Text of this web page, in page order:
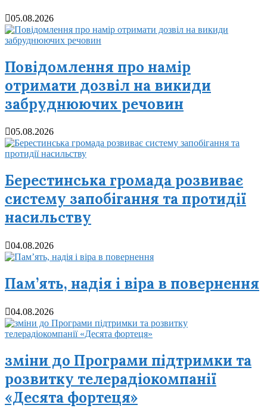
05.08.2026
Повідомлення про намір
отримати дозвіл на викиди
забруднюючих речовин
05.08.2026
Берестинська громада розвиває
систему запобігання та протидії
насильству
04.08.2026
Пам’ять, надія і віра в повернення
04.08.2026
зміни до Програми підтримки та
розвитку телерадіокомпанії
«Десята фортеця»